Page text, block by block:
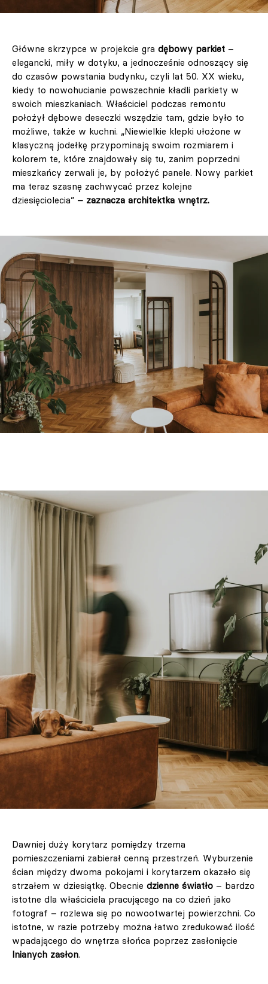
Główne skrzypce w projekcie gra dębowy parkiet –
elegancki, miły w dotyku, a jednocześnie odnoszący się
do czasów powstania budynku, czyli lat 50. XX wieku,
kiedy to nowohucianie powszechnie kładli parkiety w
swoich mieszkaniach. Właściciel podczas remontu
położył dębowe deseczki wszędzie tam, gdzie było to
możliwe, także w kuchni. „Niewielkie klepki ułożone w
klasyczną jodełkę przypominają swoim rozmiarem i
kolorem te, które znajdowały się tu, zanim poprzedni
mieszkańcy zerwali je, by położyć panele. Nowy parkiet
ma teraz szasnę zachwycać przez kolejne
dziesięciolecia” – zaznacza architektka wnętrz.
Dawniej duży korytarz pomiędzy trzema
pomieszczeniami zabierał cenną przestrzeń. Wyburzenie
ścian między dwoma pokojami i korytarzem okazało się
strzałem w dziesiątkę. Obecnie dzienne światło – bardzo
istotne dla właściciela pracującego na co dzień jako
fotograf – rozlewa się po nowootwartej powierzchni. Co
istotne, w razie potrzeby można łatwo zredukować ilość
wpadającego do wnętrza słońca poprzez zasłonięcie
lnianych zasłon.